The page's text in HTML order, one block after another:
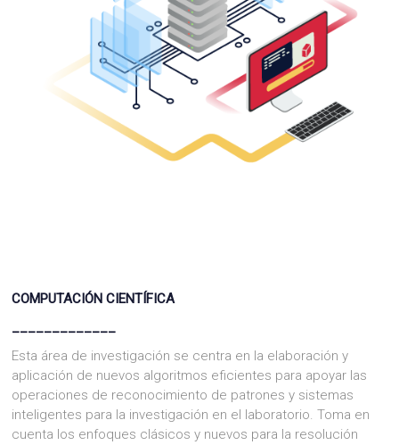
COMPUTACIÓN CIENTÍFICA
_____________
Esta área de investigación se centra en la elaboración y
aplicación de nuevos algoritmos eficientes para apoyar las
operaciones de reconocimiento de patrones y sistemas
inteligentes para la investigación en el laboratorio. Toma en
cuenta los enfoques clásicos y nuevos para la resolución